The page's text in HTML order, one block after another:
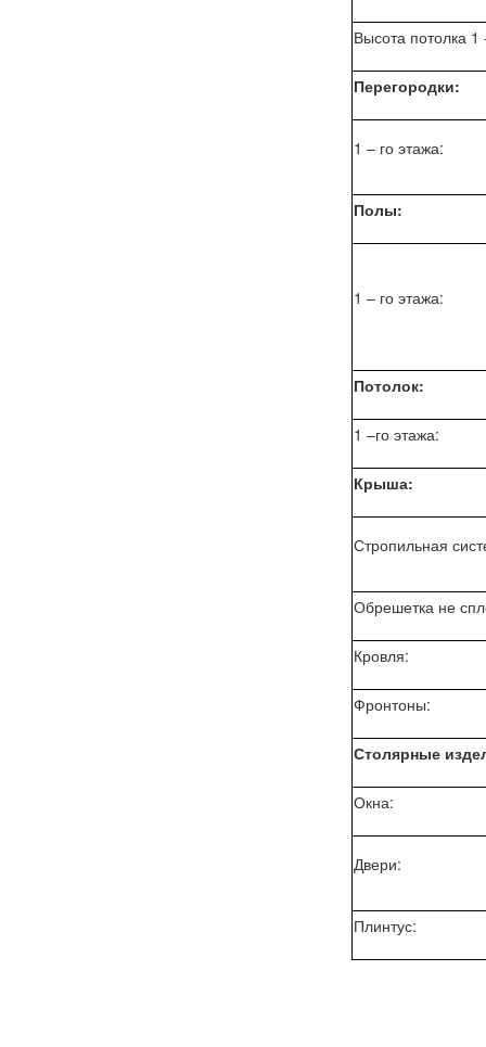
Высота потолка 1
Перегородки:
1 – го этажа:
Полы:
1 – го этажа:
Потолок:
1 –го этажа:
Крыша:
Стропильная
Обрешетка не
Кровля:
Фронтоны:
Столярные
Окна:
Двери:
Плинтус: